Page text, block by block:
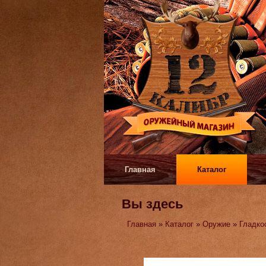
Главная Каталог
Вы здесь
Главная » Каталог »Оружие »